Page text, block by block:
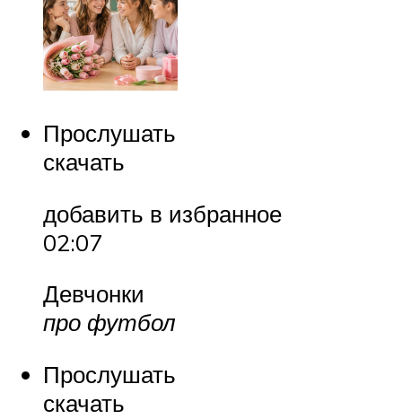
Прослушать
скачать
добавить в избранное
02:07
Девчонки
про футбол
Прослушать
скачать